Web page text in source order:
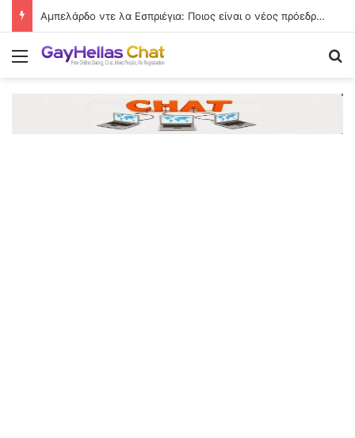
Αμπελάρδο ντε λα Εσπριέγια: Ποιος είναι ο νέος πρόεδρος της Κολομβίας – Ο «Τίγρης» εκατομμυριούχος
Menu